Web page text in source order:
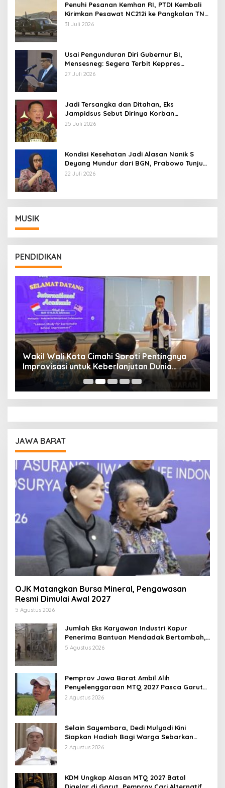
Penuhi Pesanan Kemhan RI, PTDI Kembali
Kirimkan Pesawat NC212i ke Pangkalan TNI
AU
31 Juli 2026
Usai Pengunduran Diri Gubernur BI,
Mensesneg: Segera Terbit Keppres
Pemberhentian dengan Hormat
27 Juli 2026
Jadi Tersangka dan Ditahan, Eks
Jampidsus Sebut Dirinya Korban
Kriminalisasi
25 Juli 2026
Kondisi Kesehatan Jadi Alasan Nanik S
Deyang Mundur dari BGN, Prabowo Tunjuk
Wamentan Sudaryono
22 Juli 2026
MUSIK
PENDIDIKAN
Wakil Wali Kota Cimahi Soroti Pentingnya
Improvisasi untuk Keberlanjutan Dunia
Pendidikan
JAWA BARAT
OJK Matangkan Bursa Mineral, Pengawasan
Resmi Dimulai Awal 2027
5 Agustus 2026
Jumlah Eks Karyawan Industri Kapur
Penerima Bantuan Mendadak Bertambah,
KDM: Kita Identifikasi
5 Agustus 2026
Pemprov Jawa Barat Ambil Alih
Penyelenggaraan MTQ 2027 Pasca Garut
Mundur Jadi Tuan Rumah
2 Agustus 2026
Selain Sayembara, Dedi Mulyadi Kini
Siapkan Hadiah Bagi Warga Sebarkan
Lokasi Penjualan Narkotika
2 Agustus 2026
KDM Ungkap Alasan MTQ 2027 Batal
Digelar di Garut, Pemprov Cari Alternatif